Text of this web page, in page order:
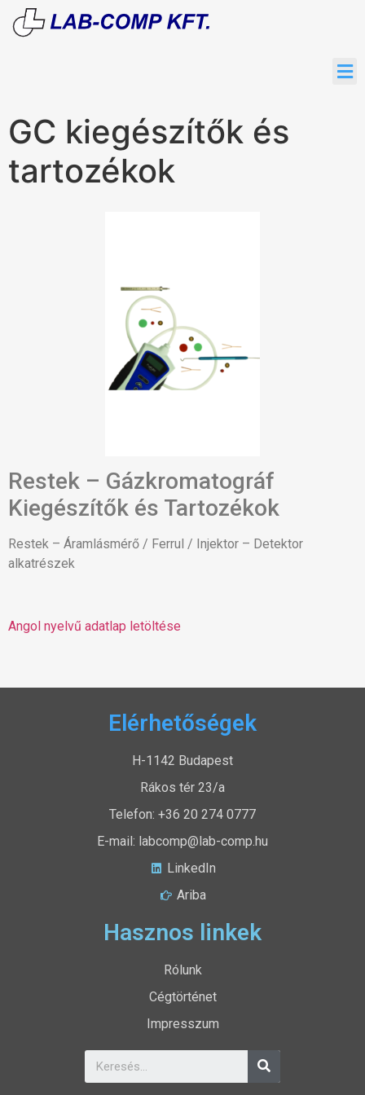
GC kiegészítők és
tartozékok
Restek – Gázkromatográf
Kiegészítők és Tartozékok
Restek – Áramlásmérő / Ferrul / Injektor – Detektor
alkatrészek
Angol nyelvű adatlap letöltése
Elérhetőségek
H-1142 Budapest
Rákos tér 23/a
Telefon: +36 20 274 0777
E-mail: labcomp@lab-comp.hu
LinkedIn
Ariba
Hasznos linkek
Rólunk
Cégtörténet
Impresszum